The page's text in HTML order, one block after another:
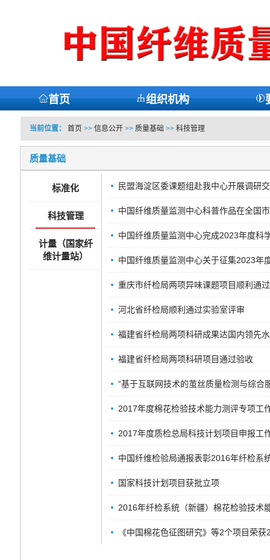
首页 组织机构
当前位置： 首页 >> 信息公开>> 质量基础>> 科技管理
质量基础
标准化
科技管理
计量（国家纤
维计量站）
民盟海淀区委课题组赴我中心开展调研
中国纤维质量监测中心科普作品在全国
中国纤维质量监测中心完成2023年度科
中国纤维质量监测中心关于征集2023年
重庆市纤检局两项异味课题项目顺利通
河北省纤检局顺利通过实验室评审
福建省纤检局两项科研成果达国内领先
福建省纤检局两项科研项目通过验收
“基于互联网技术的茧丝质量检测与综合
2017年度棉花检验技术能力测评专项工
2017年度质检总局科技计划项目申报工
中国纤维检验局通报表彰2016年纤检系
国家科技计划项目获批立项
2016年纤检系统（新疆）棉花检验技术
《中国棉花色征图研究》等2个项目荣